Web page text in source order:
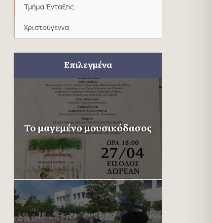
Τμήμα Ένταξης
Χριστούγεννα
Επιλεγμένα
Το μαγεμένο μουσικόδασος